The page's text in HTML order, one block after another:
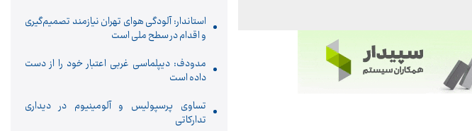
استاندار: آلودگی هوای تهران نیازمند تصمیم‌گیری
و اقدام در سطح ملی است
مدودف: دیپلماسی غربی اعتبار خود را از دست
داده است
تساوی پرسپولیس و آلومینیوم در دیداری
تدارکاتی